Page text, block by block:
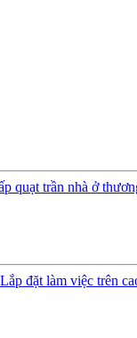
quạt trần nhà ở
Lắp đặt làm việc trên